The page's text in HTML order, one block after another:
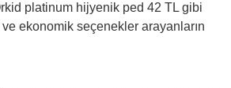
platinum hijyenik ped 42 TL gibi
ekonomik seçenekler arayanların